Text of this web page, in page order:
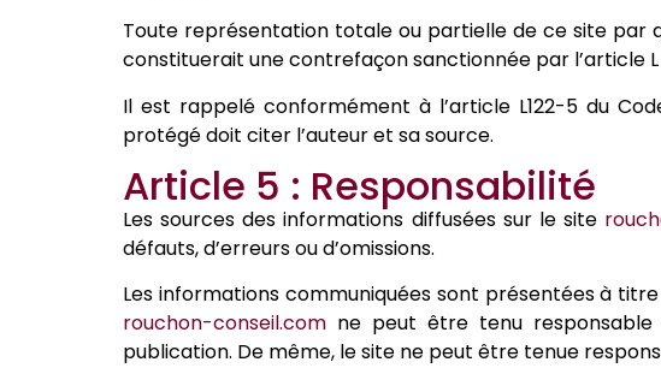
Toute représentation totale ou partielle de ce site par
constituerait une contrefaçon sanctionnée par l’article
Il est rappelé conformément à l’article L122-5 du
protégé doit citer l’auteur et sa source.
Article 5 : Responsabilité
Les sources des informations diffusées sur le site
défauts, d’erreurs ou d’omissions.
Les informations communiquées sont présentées à
rouchon-conseil.com ne peut être tenu responsable
publication. De même, le site ne peut être tenue